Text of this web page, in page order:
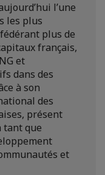
l’une
les plus
plus de
français,
et
dans des
à son
des
présent
tant que
et